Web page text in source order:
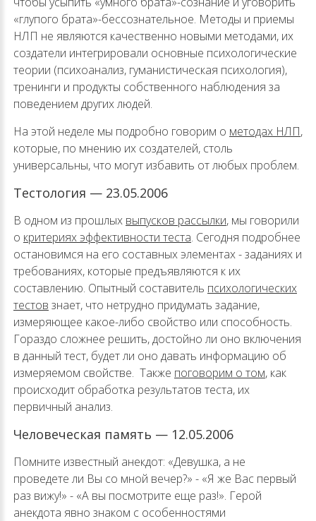
«глупого брата»-бессознательное. Методы и приемы
НЛП не являются качественно новыми методами, их
создатели интегрировали основные психологические
теории (психоанализ, гуманистическая психология),
тренинги и продукты собственного наблюдения за
поведением других людей.
На этой неделе мы подробно говорим о методах НЛП,
которые, по мнению их создателей, столь
универсальны, что могут избавить от любых проблем.
Тестология — 23.05.2006
В одном из прошлых выпусков рассылки, мы говорили
о критериях эффективности теста. Сегодня подробнее
остановимся на его составных элементах - заданиях и
требованиях, которые предъявляются к их
составлению. Опытный составитель психологических
тестов знает, что нетрудно придумать задание,
измеряющее какое-либо свойство или способность.
Гораздо сложнее решить, достойно ли оно включения
в данный тест, будет ли оно давать информацию об
измеряемом свойстве. Также поговорим о том, как
происходит обработка результатов теста, их
первичный анализ.
Человеческая память — 12.05.2006
Помните известный анекдот: «Девушка, а не
проведете ли Вы со мной вечер?» - «Я же Вас первый
раз вижу!» - «А вы посмотрите еще раз!». Герой
анекдота явно знаком с особенностями